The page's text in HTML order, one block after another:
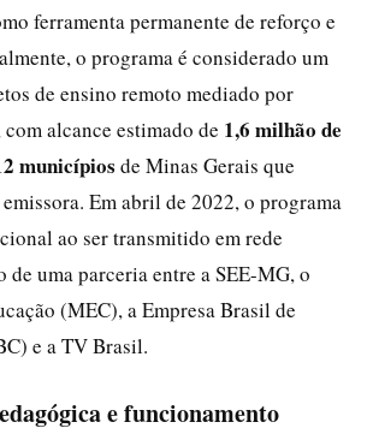
ferramenta permanente de reforço e
o programa é considerado um
de ensino remoto mediado por
alcance estimado de 1,6 milhão de
municípios de Minas Gerais que
Em abril de 2022, o programa
ao ser transmitido em rede
uma parceria entre a SEE-MG, o
(MEC), a Empresa Brasil de
e a TV Brasil.
e funcionamento